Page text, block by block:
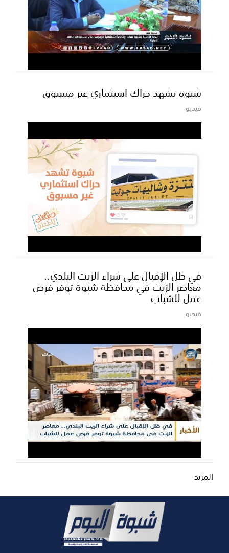
شبوة تشهد حراك استثماري غير مسبوق
فيديو
في ظل الإقبال على شراء الزيت البلدي..
معاصر الزيت في محافظة شبوة توفر فرص
عمل للشباب
فيديو
المزيد